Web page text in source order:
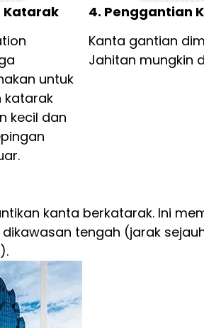
Katarak
untuk
katarak
kecil dan
4. Penggantian
Kanta gantian
Jahitan mungkin
kanta berkatarak. Ini
tengah (jarak